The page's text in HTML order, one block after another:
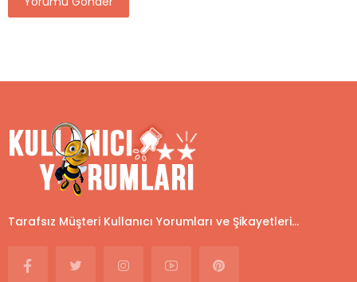
Tarafsız Müşteri Kullanıcı Yorumları ve Şikayetleri...